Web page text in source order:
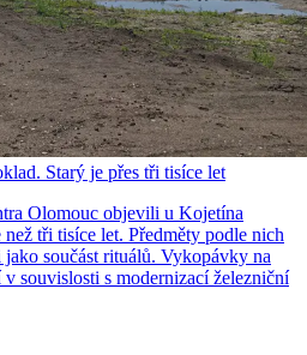
Starý je přes tři tisíce let
Olomouc objevili u Kojetína
tři tisíce let. Předměty podle nich
součást rituálů. Vykopávky na
souvislosti s modernizací železniční